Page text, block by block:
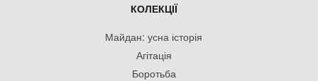
КОЛЕКЦІЇ
Майдан: усна історія
Агітація
Боротьба